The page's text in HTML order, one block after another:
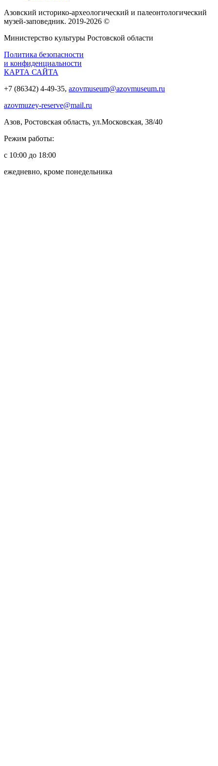
Азовский историко‑археологический и палеонтологический
музей‑заповедник. 2019-2026 ©
Министерство культуры Ростовской области
Политика безопасности
и конфиденциальности
КАРТА САЙТА
+7 (86342) 4-49-35, azovmuseum@azovmuseum.ru
azovmuzey-reserve@mail.ru
Азов, Ростовская область, ул.Московская, 38/40
Режим работы:
с 10:00 до 18:00
ежедневно, кроме понедельника